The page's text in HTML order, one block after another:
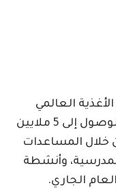
العالمي
التابع لـ”الأمم المتحدة”، عن عزمه الوصول إلى 5 ملايين
خلال المساعدات
وأنشطة
الجاري.